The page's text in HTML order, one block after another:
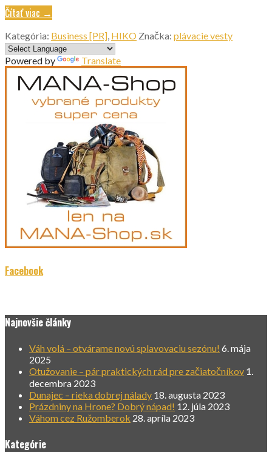
Čítať viac →
Kategória: Business [PR], HIKO Značka: plávacie vesty
Powered by Translate
Facebook
Najnovšie články
Váh volá – otvárame novú splavovaciu sezónu! 6. mája
2025
Otužovanie – pár praktických rád pre začiatočníkov 1.
decembra 2023
Dunajec – rieka dobrej nálady 18. augusta 2023
Prázdniny na Hrone? Dobrý nápad! 12. júla 2023
Váhom cez Ružomberok 28. apríla 2023
Kategórie